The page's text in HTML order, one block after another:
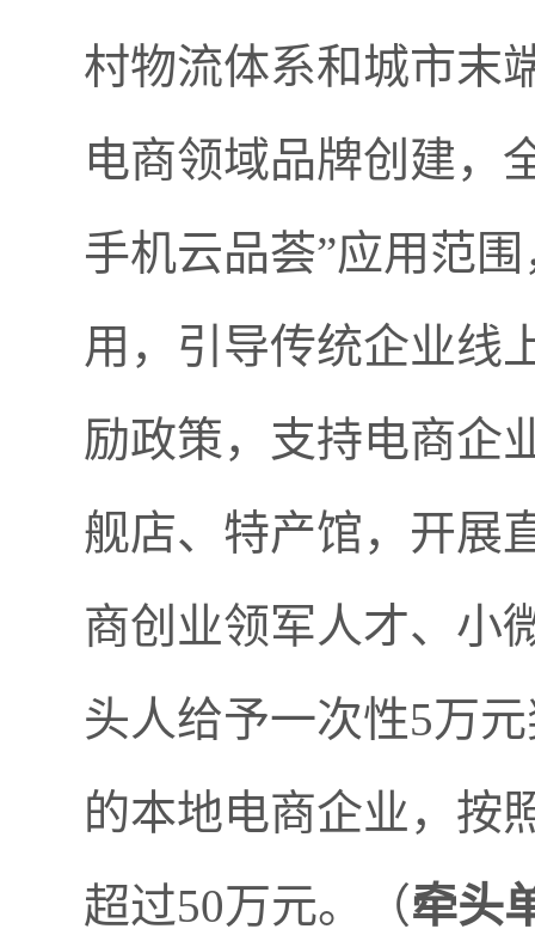
村物流体系和城市末
电商领域品牌创建，
手机云品荟”应用范
用，引导传统企业线
励政策，支持电商企
舰店、特产馆，开展
商创业领军人才、小
头人给予一次性5万
的本地电商企业，按
超过50万元。（牵头